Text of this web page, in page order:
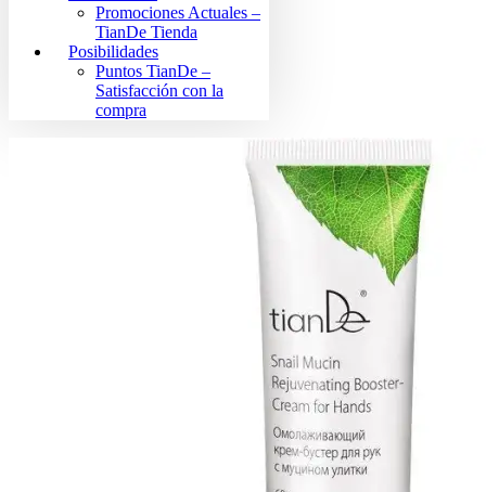
Promociones Actuales –
TianDe Tienda
Posibilidades
Puntos TianDe –
Satisfacción con la
compra